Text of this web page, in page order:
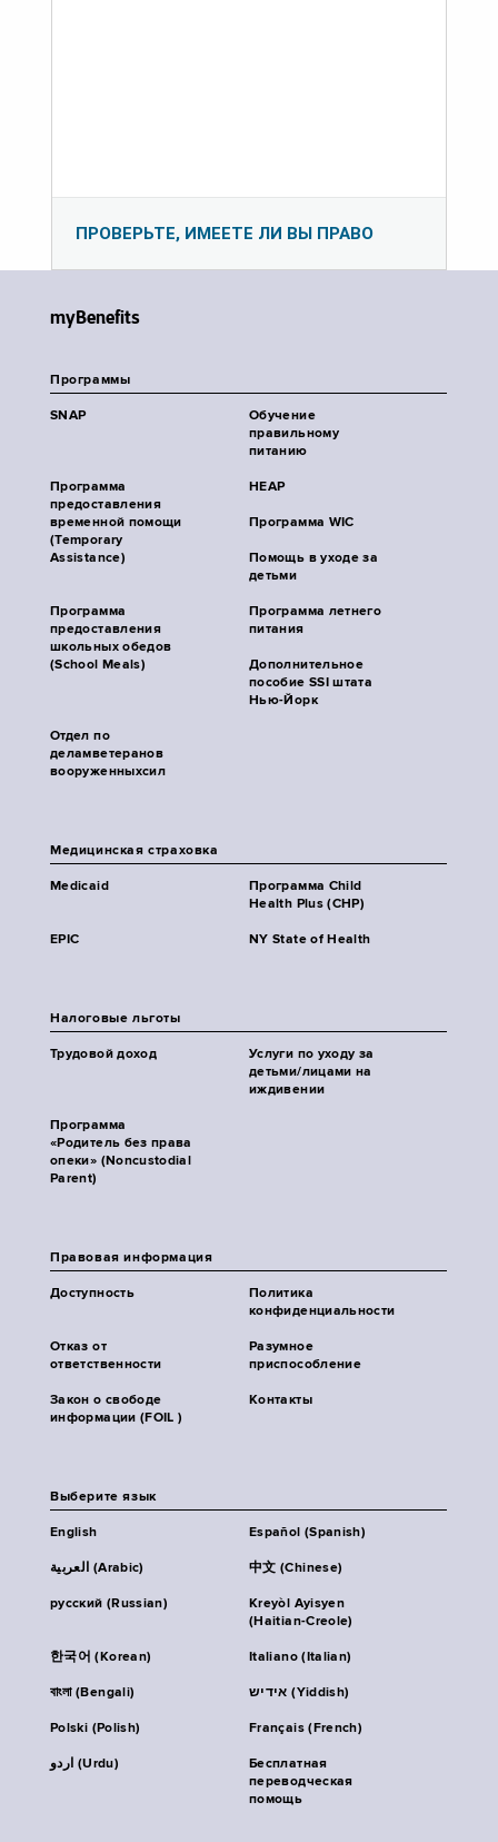
ПРОВЕРЬТЕ, ИМЕЕТЕ ЛИ ВЫ ПРАВО
myBenefits
Программы
SNAP
Обучение
правильному
питанию
Программа
предоставления
временной помощи
(Temporary
Assistance)
HEAP
Программа WIC
Помощь в уходе за
детьми
Программа
предоставления
школьных обедов
(School Meals)
Программа летнего
питания
Дополнительное
пособие SSI штата
Нью-Йорк
Отдел по
деламветеранов
вооруженныхсил
Медицинская страховка
Medicaid
Программа Child
Health Plus (CHP)
EPIC NY State of Health
Налоговые льготы
Трудовой доход
Услуги по уходу за
детьми/лицами на
иждивении
Программа
«Родитель без права
опеки» (Noncustodial
Parent)
Правовая информация
Доступность
Политика
конфиденциальности
Отказ от
ответственности
Разумное
приспособление
Закон о свободе
информации (FOIL )
Контакты
Выберите язык
English Español (Spanish)
العربية (Arabic) 中文 (Chinese)
русский (Russian)
Kreyòl Ayisyen
(Haitian-Creole)
한국어 (Korean) Italiano (Italian)
বাংলা (Bengali) אידיש (Yiddish)
Polski (Polish) Français (French)
اردو (Urdu)
Бесплатная
переводческая
помощь